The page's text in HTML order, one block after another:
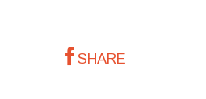
SHARE